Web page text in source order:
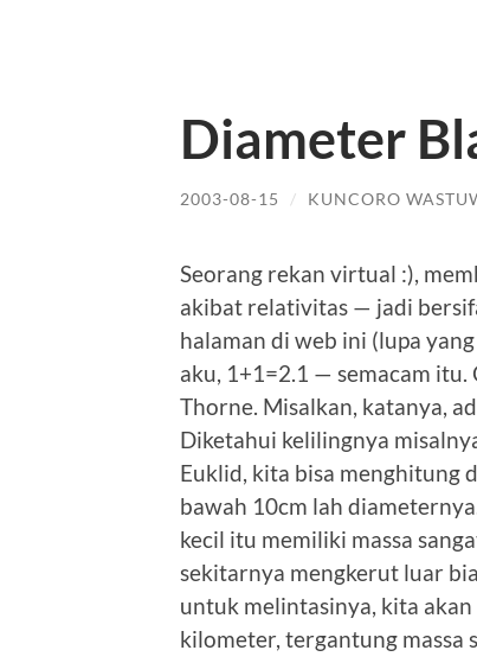
Diameter
2003-08-15 / KUNCORO
Seorang rekan virtual :),
akibat relativitas — jadi
halaman di web ini (lupa
aku, 1+1=2.1 — semacam
Thorne. Misalkan, katanya,
Diketahui kelilingnya
Euklid, kita bisa menghitung
bawah 10cm lah
kecil itu memiliki massa
sekitarnya mengkerut luar
untuk melintasinya, kita
kilometer, tergantung massa